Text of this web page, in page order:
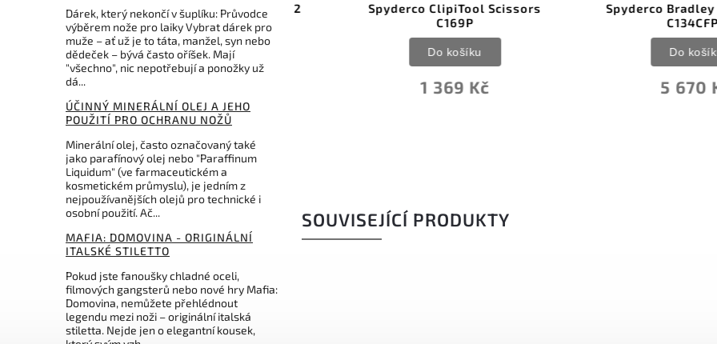
Dárek, který nekončí v šuplíku: Průvodce
výběrem nože pro laiky Vybrat dárek pro
muže – ať už je to táta, manžel, syn nebo
dědeček – bývá často oříšek. Mají
"všechno", nic nepotřebují a ponožky už
dá...
ÚČINNÝ MINERÁLNÍ OLEJ A JEHO
POUŽITÍ PRO OCHRANU NOŽŮ
Minerální olej, často označovaný také
jako parafínový olej nebo "Paraffinum
Liquidum" (ve farmaceutickém a
kosmetickém průmyslu), je jedním z
nejpoužívanějších olejů pro technické i
osobní použití. Ač...
MAFIA: DOMOVINA - ORIGINÁLNÍ
ITALSKÉ STILETTO
Pokud jste fanoušky chladné oceli,
filmových gangsterů nebo nové hry Mafia:
Domovina, nemůžete přehlédnout
legendu mezi noži – originální italská
stiletta. Nejde jen o elegantní kousek,
SRM Knives Twin 251MB-GT2
Black N690 Ivory G10
Do košíku
Spyderco ClipiTool Scissors
1 369 Kč
Do košíku
Spyderco Bradley
C134CFP2
5 670 Kč
Do košíku
SOUVISEJÍCÍ PRODUKTY